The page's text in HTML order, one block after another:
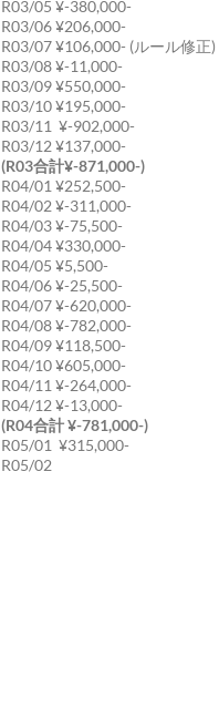
R03/05 ¥-380,000-
R03/06 ¥206,000-
R03/07 ¥106,000- (ルール修正)
R03/08 ¥-11,000-
R03/09 ¥550,000-
R03/10 ¥195,000-
R03/11 ¥-902,000-
R03/12 ¥137,000-
(R03合計¥-871,000-)
R04/01 ¥252,500-
R04/02 ¥-311,000-
R04/03 ¥-75,500-
R04/04 ¥330,000-
R04/05 ¥5,500-
R04/06 ¥-25,500-
R04/07 ¥-620,000-
R04/08 ¥-782,000-
R04/09 ¥118,500-
R04/10 ¥605,000-
R04/11 ¥-264,000-
R04/12 ¥-13,000-
(R04合計 ¥-781,000-)
R05/01 ¥315,000-
R05/02